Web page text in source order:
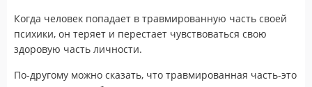
Когда человек попадает в травмированную часть своей
психики, он теряет и перестает чувствоваться свою
здоровую часть личности.
По-другому можно сказать, что травмированная часть-это